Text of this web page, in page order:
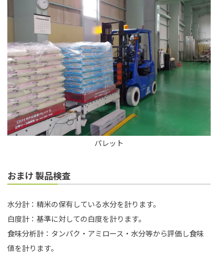
パレット
おまけ 製品検査
水分計：精米の保有している水分を計ります。
白度計：基準に対しての白度を計ります。
食味分析計：タンパク・アミロース・水分等から評価し食味
値を計ります。